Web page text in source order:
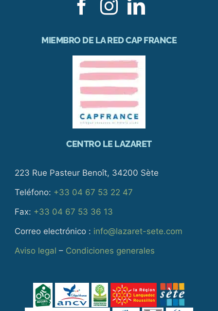
MIEMBRO DE LA RED CAP FRANCE
CENTRO LE LAZARET
223 Rue Pasteur Benoît, 34200 Sète
Teléfono: +33 04 67 53 22 47
Fax: +33 04 67 53 36 13
Correo electrónico : info@lazaret-sete.com
Aviso legal – Condiciones generales